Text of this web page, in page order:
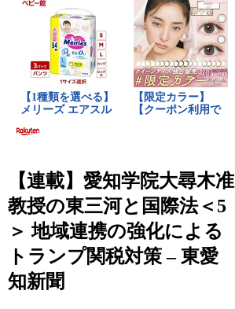
【連載】愛知学院大尋木准
教授の東三河と国際法＜5
＞ 地域連携の強化による
トランプ関税対策 – 東愛
知新聞